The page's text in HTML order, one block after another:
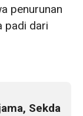
penurunan
padi dari
Sekda